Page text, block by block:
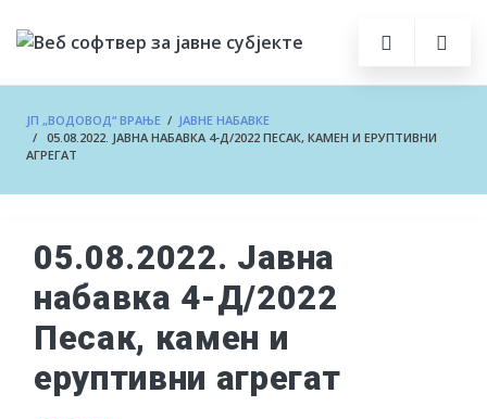
ЈП „ВОДОВОД“ ВРАЊЕ / ЈАВНЕ НАБАВКЕ
/ 05.08.2022. ЈАВНА НАБАВКА 4-Д/2022 ПЕСАК, КАМЕН И ЕРУПТИВНИ
АГРЕГАТ
05.08.2022. Јавна
набавка 4-Д/2022
Песак, камен и
еруптивни агрегат